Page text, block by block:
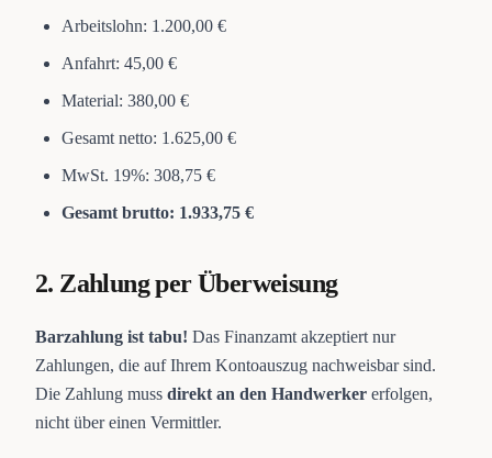
Arbeitslohn: 1.200,00 €
Anfahrt: 45,00 €
Material: 380,00 €
Gesamt netto: 1.625,00 €
MwSt. 19%: 308,75 €
Gesamt brutto: 1.933,75 €
2. Zahlung per Überweisung
Barzahlung ist tabu! Das Finanzamt akzeptiert nur
Zahlungen, die auf Ihrem Kontoauszug nachweisbar sind.
Die Zahlung muss direkt an den Handwerker erfolgen,
nicht über einen Vermittler.